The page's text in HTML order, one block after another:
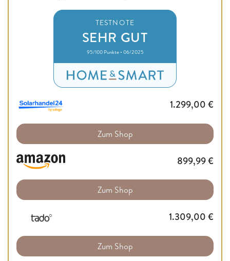
TESTNOTE
SEHR GUT
95/100 Punkte • 06/2025
1.299,00 €
Zum Shop
899,99€
Zum Shop
1.309,00 €
Zum Shop